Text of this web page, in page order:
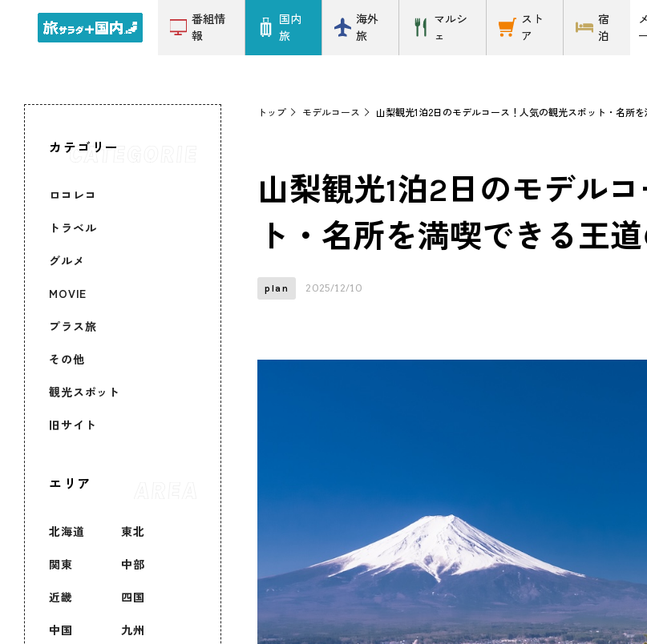
番組情
報
国内
旅
海外
旅
マルシ
ェ
スト
ア
宿
泊
カテゴリー
ロコレコ
トラベル
グルメ
MOVIE
プラス旅
その他
観光スポット
旧サイト
エリア
北海道 東北
関東 中部
近畿 四国
中国 九州
トップ モデルコース 山梨観光1泊2日のモデルコース！人気の観光スポット・名所
山梨観光1泊2日のモデル
ト・名所を満喫できる王
plan 2025/12/10